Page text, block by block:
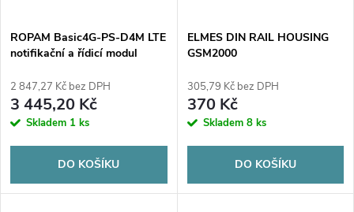
ROPAM Basic4G-PS-D4M LTE
notifikační a řídicí modul
2 847,27 Kč bez DPH
3 445,20 Kč
Skladem 1 ks
DO KOŠÍKU
ELMES DIN RAIL HOUSING
GSM2000
305,79 Kč bez DPH
370 Kč
Skladem 8 ks
DO KOŠÍKU